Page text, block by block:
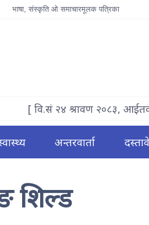
भाषा, संस्कृति ओ समाचारमूलक पत्रिका
[ वि.सं २४ श्रावण २०८३,
अन्तरवार्ता
शिल्ड